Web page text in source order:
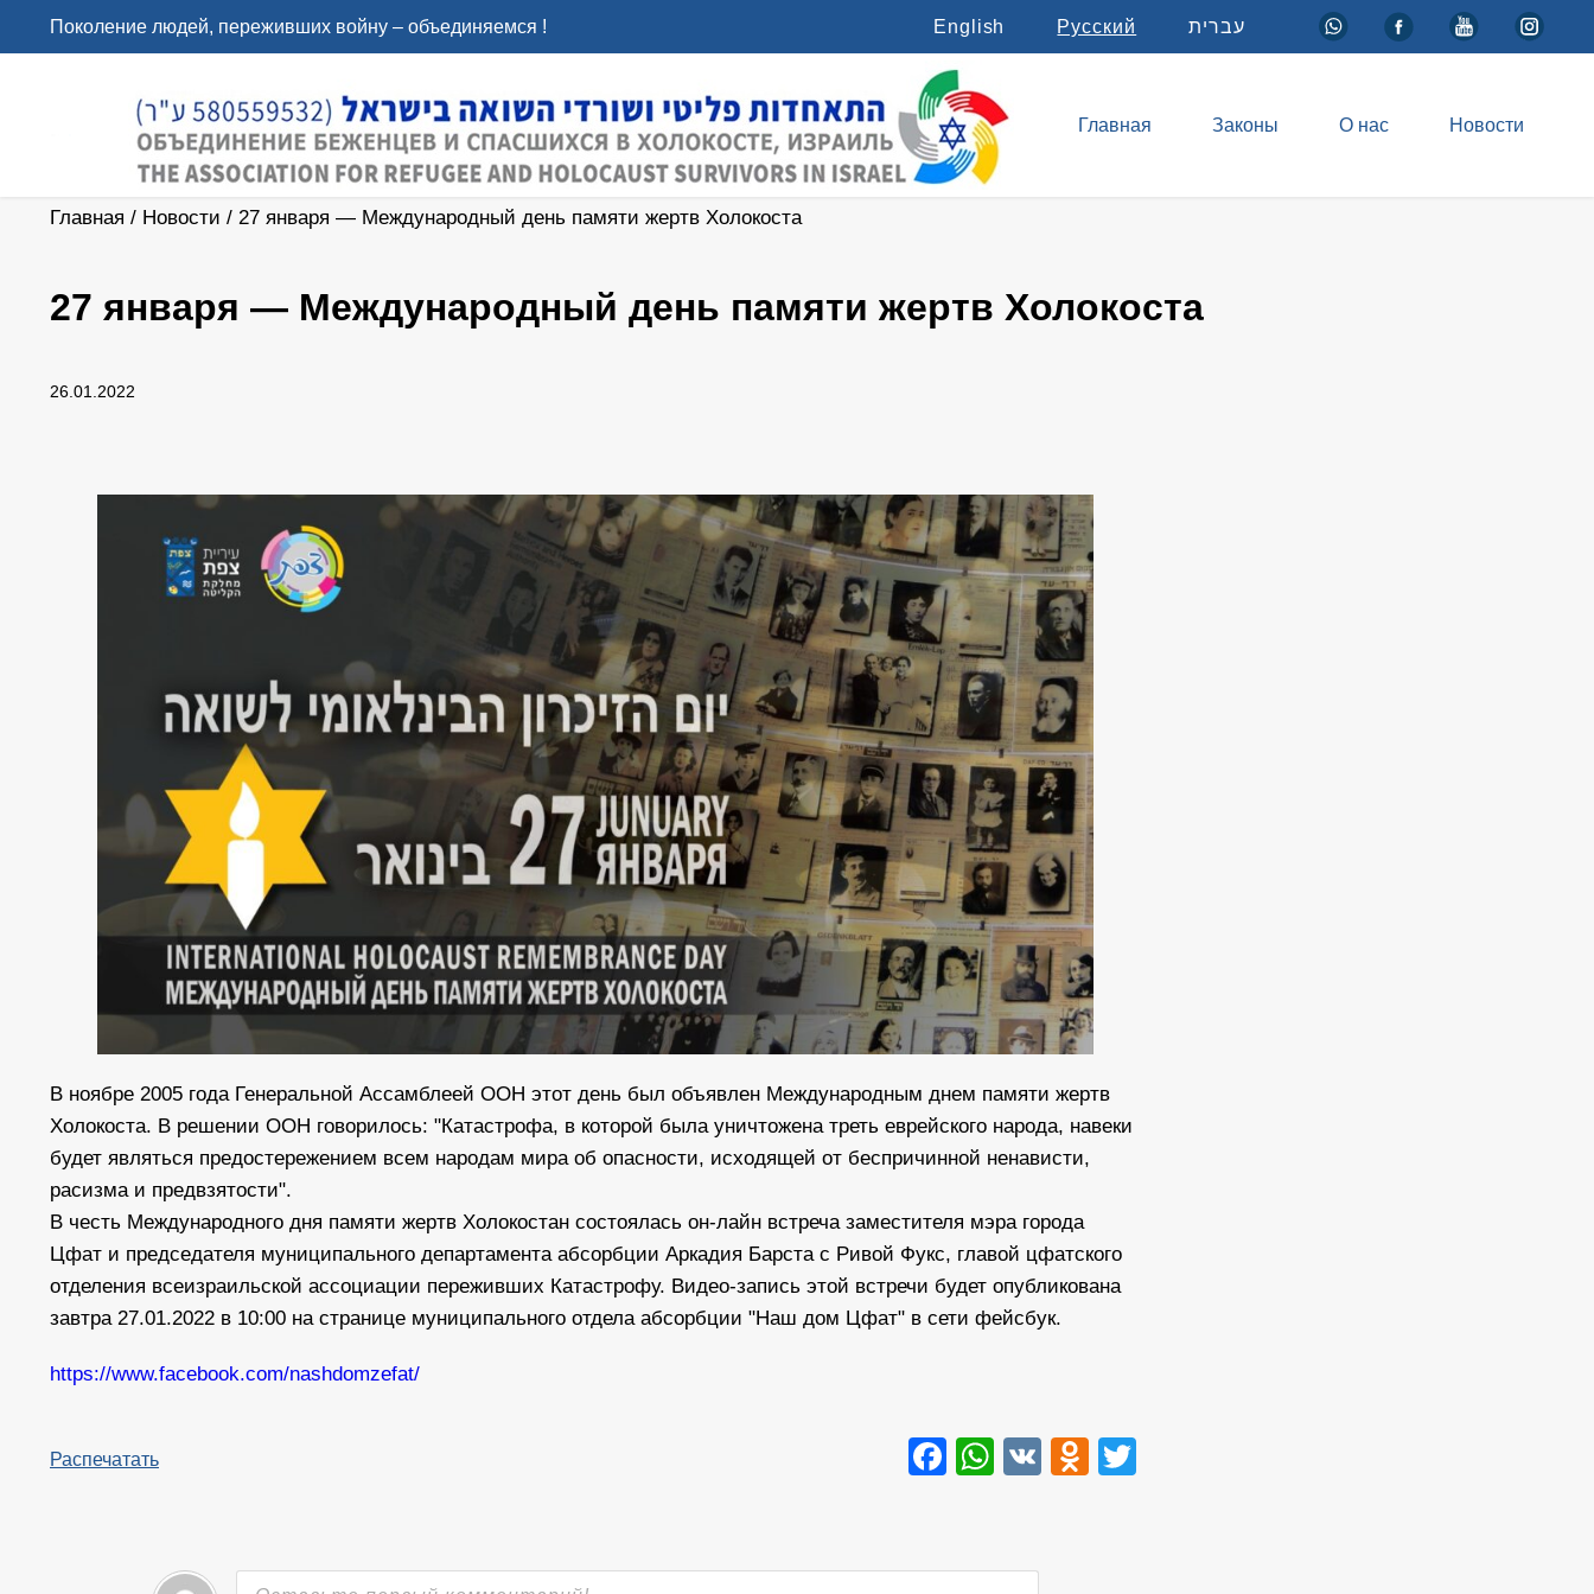
Поколение людей, переживших войну – объединяемся ! English Русский עברית
Главная Законы О нас Новости
Главная / Новости / 27 января — Международный день памяти жертв Холокоста
27 января — Международный день памяти жертв Холокоста
26.01.2022
В ноябре 2005 года Генеральной Ассамблеей ООН этот день был объявлен Международным днем памяти жертв
Холокоста. В решении ООН говорилось: "Катастрофа, в которой была уничтожена треть еврейского народа, навеки
будет являться предостережением всем народам мира об опасности, исходящей от беспричинной ненависти,
расизма и предвзятости".
В честь Международного дня памяти жертв Холокостан состоялась он-лайн встреча заместителя мэра города
Цфат и председателя муниципального департамента абсорбции Аркадия Барста с Ривой Фукс, главой цфатского
отделения всеизраильской ассоциации переживших Катастрофу. Видео-запись этой встречи будет опубликована
завтра 27.01.2022 в 10:00 на странице муниципального отдела абсорбции "Наш дом Цфат" в сети фейсбук.
https://www.facebook.com/nashdomzefat/
Распечатать Facebook
WhatsApp
VK Odnoklassniki